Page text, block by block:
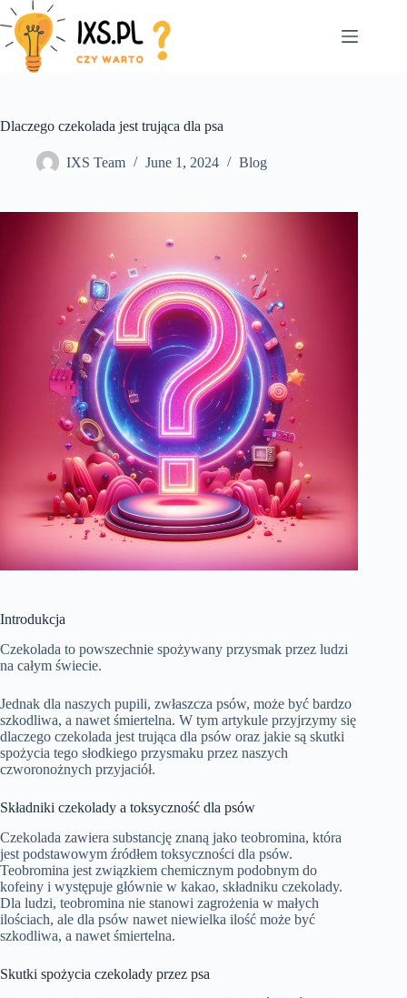
Skip
to
content
Dlaczego czekolada jest trująca dla psa
IXS Team June 1, 2024 Blog
Introdukcja
Czekolada to powszechnie spożywany przysmak przez ludzi
na całym świecie.
Jednak dla naszych pupili, zwłaszcza psów, może być bardzo
szkodliwa, a nawet śmiertelna. W tym artykule przyjrzymy się
dlaczego czekolada jest trująca dla psów oraz jakie są skutki
spożycia tego słodkiego przysmaku przez naszych
czworonożnych przyjaciół.
Składniki czekolady a toksyczność dla psów
Czekolada zawiera substancję znaną jako teobromina, która
jest podstawowym źródłem toksyczności dla psów.
Teobromina jest związkiem chemicznym podobnym do
kofeiny i występuje głównie w kakao, składniku czekolady.
Dla ludzi, teobromina nie stanowi zagrożenia w małych
ilościach, ale dla psów nawet niewielka ilość może być
szkodliwa, a nawet śmiertelna.
Skutki spożycia czekolady przez psa